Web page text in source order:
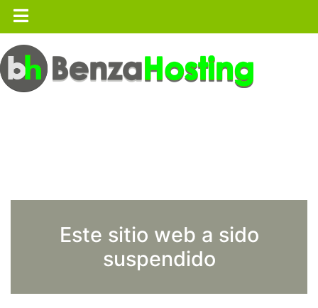
Este sitio web a sido
suspendido